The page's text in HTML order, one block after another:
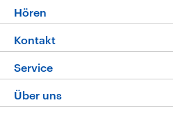
Programm
Die Nachrichten
Nachrichtenleicht
Neue Beiträge auf dlf.de
Hören
Livestream
Podcasts
Deutschlandfunk App
Kontakt
Hörerservice
Service
FAQ
Über uns